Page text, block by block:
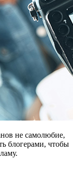
не самолюбие,
блогерами, чтобы